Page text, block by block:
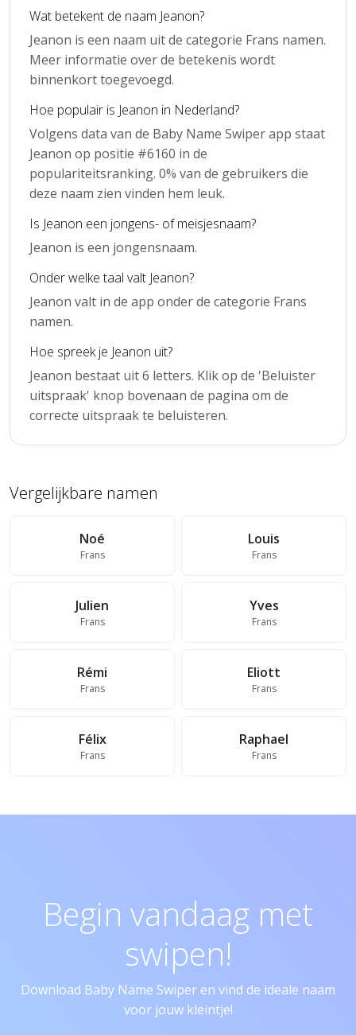
Wat betekent de naam Jeanon?
Jeanon is een naam uit de categorie Frans namen.
Meer informatie over de betekenis wordt
binnenkort toegevoegd.
Hoe populair is Jeanon in Nederland?
Volgens data van de Baby Name Swiper app staat
Jeanon op positie #6160 in de
populariteitsranking. 0% van de gebruikers die
deze naam zien vinden hem leuk.
Is Jeanon een jongens- of meisjesnaam?
Jeanon is een jongensnaam.
Onder welke taal valt Jeanon?
Jeanon valt in de app onder de categorie Frans
namen.
Hoe spreek je Jeanon uit?
Jeanon bestaat uit 6 letters. Klik op de 'Beluister
uitspraak' knop bovenaan de pagina om de
correcte uitspraak te beluisteren.
Vergelijkbare namen
Noé
Frans
Louis
Frans
Julien
Frans
Yves
Frans
Rémi
Frans
Eliott
Frans
Félix
Frans
Raphael
Frans
Begin vandaag met
swipen!
Download Baby Name Swiper en vind de ideale naam
voor jouw kleintje!